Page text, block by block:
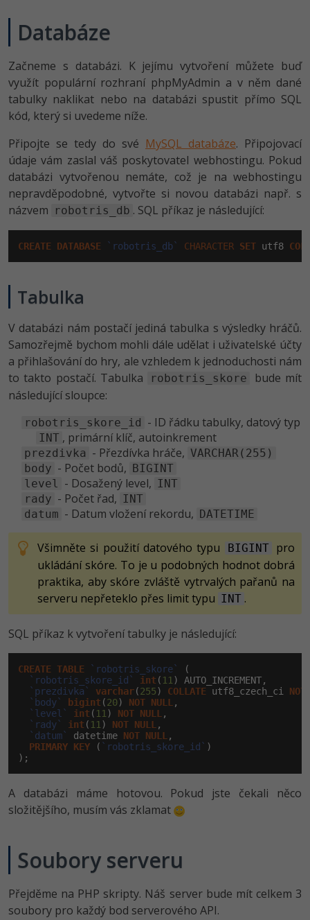
Sítě
Kybernetická bezpečnost
Elektronický podpis
Fórum
Databáze
Začneme s databázi. K jejímu vytvoření můžete buď
využít populární rozhraní phpMyAdmin a v něm dané
tabulky naklikat nebo na databázi spustit přímo SQL
kód, který si uvedeme níže.
Připojte se tedy do své MySQL databáze. Připojovací
údaje vám zaslal váš poskytovatel webhostingu. Pokud
databázi vytvořenou nemáte, což je na webhostingu
nepravděpodobné, vytvořte si novou databázi např. s
názvem
robotris_db . SQL příkaz je následující:
CREATE DATABASE `robotris_db` CHARACTER SET utf8
Tabulka
V databázi nám postačí jediná tabulka s výsledky hráčů.
Samozřejmě bychom mohli dále udělat i uživatelské účty
a přihlašování do hry, ale vzhledem k jednoduchosti nám
to takto postačí. Tabulka
robotris_skore
bude mít
následující sloupce:
robotris_skore_id - ID řádku tabulky, datový typ
INT , primární klíč, autoinkrement
prezdivka - Přezdívka hráče, VARCHAR(255)
body - Počet bodů, BIGINT
level - Dosažený level, INT
rady - Počet řad, INT
datum - Datum vložení rekordu, DATETIME
Všimněte si použití datového typu BIGINT pro
ukládání skóre. To je u podobných hodnot dobrá
praktika, aby skóre zvláště vytrvalých pařanů na
serveru nepřeteklo přes limit typu INT .
SQL příkaz k vytvoření tabulky je následující:
CREATE TABLE `robotris_skore`
(
`robotris_skore_id`
int ( 11 ) AUTO_INCREMENT,
`prezdivka`
varchar(255) COLLATE utf8_czech_ci NOT
`body`
bigint (20) NOT NULL ,
`level`
int ( 11 ) NOT NULL ,
`rady`
int ( 11 ) NOT NULL ,
`datum`
datetime NOT NULL ,
PRIMARY KEY ( `robotris_skore_id` )
);
A databázi máme hotovou. Pokud jste čekali něco
složitějšího, musím vás zklamat
Soubory serveru
Přejděme na PHP skripty. Náš server bude mít celkem 3
soubory pro každý bod serverového API.